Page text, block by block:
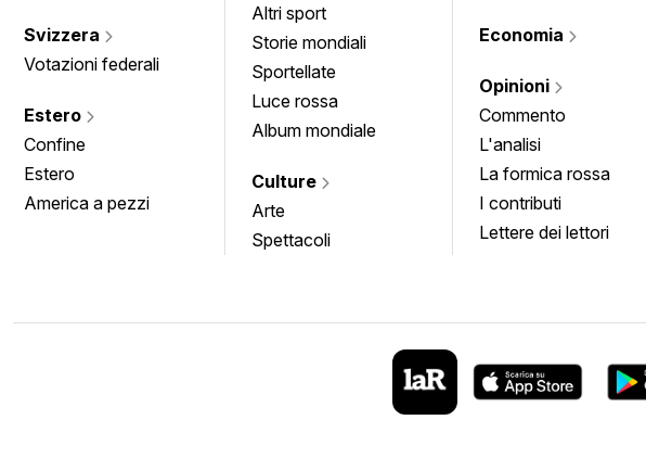
Svizzera
Votazioni federali
Estero
Confine
Estero
America a pezzi
Altri sport
Storie mondiali
Sportellate
Luce rossa
Album mondiale
Culture
Arte
Spettacoli
Economia
Opinioni
Commento
L'analisi
La formica rossa
I contributi
Lettere dei lettori